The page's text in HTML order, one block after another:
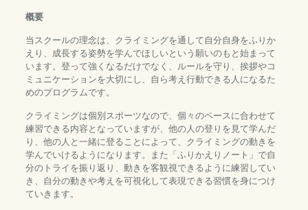
概要
当スクールの理念は、クライミングを通して自分自身をふりか
えり、成長する姿勢を学んでほしいという願いのもと始まって
います。登って強くなるだけでなく、ルールを守り、挨拶やコ
ミュニケーションを大切にし、自ら考え行動できる人になるた
めのプログラムです。
クライミングは個別スポーツなので、個々のペースに合わせて
練習できる内容となっていますが、他の人の登りを見て学んだ
り、他の人と一緒に登ることによって、クライミングの動きを
学んでいけるようになります。また「ふりかえりノート」で自
分のトライを振り返り、動きを客観視できるように練習してい
き、自分の動きや考えを可視化して表現できる習慣を身につけ
ていきます。